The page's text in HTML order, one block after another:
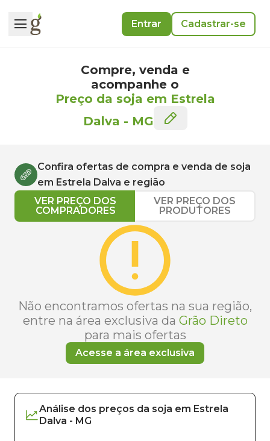
Entrar Cadastrar-se
Compre, venda e
acompanhe o
Preço da soja em Estrela
Dalva - MG
Confira ofertas de compra e venda de soja
em Estrela Dalva e região
VER PREÇO DOS
COMPRADORES
VER PREÇO DOS
PRODUTORES
Não encontramos ofertas na sua região,
entre na área exclusiva da Grão Direto
para mais ofertas
Acesse a área exclusiva
Análise dos preços da soja em Estrela
Dalva - MG